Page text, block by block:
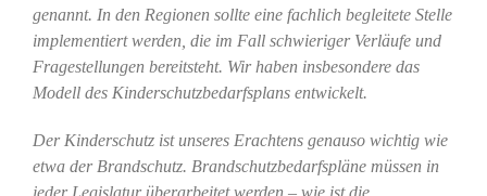
genannt. In den Regionen sollte eine fachlich begleitete Stelle
implementiert werden, die im Fall schwieriger Verläufe und
Fragestellungen bereitsteht. Wir haben insbesondere das
Modell des Kinderschutzbedarfsplans entwickelt.
Der Kinderschutz ist unseres Erachtens genauso wichtig wie
etwa der Brandschutz. Brandschutzbedarfspläne müssen in
jeder Legislatur überarbeitet werden – wie ist die